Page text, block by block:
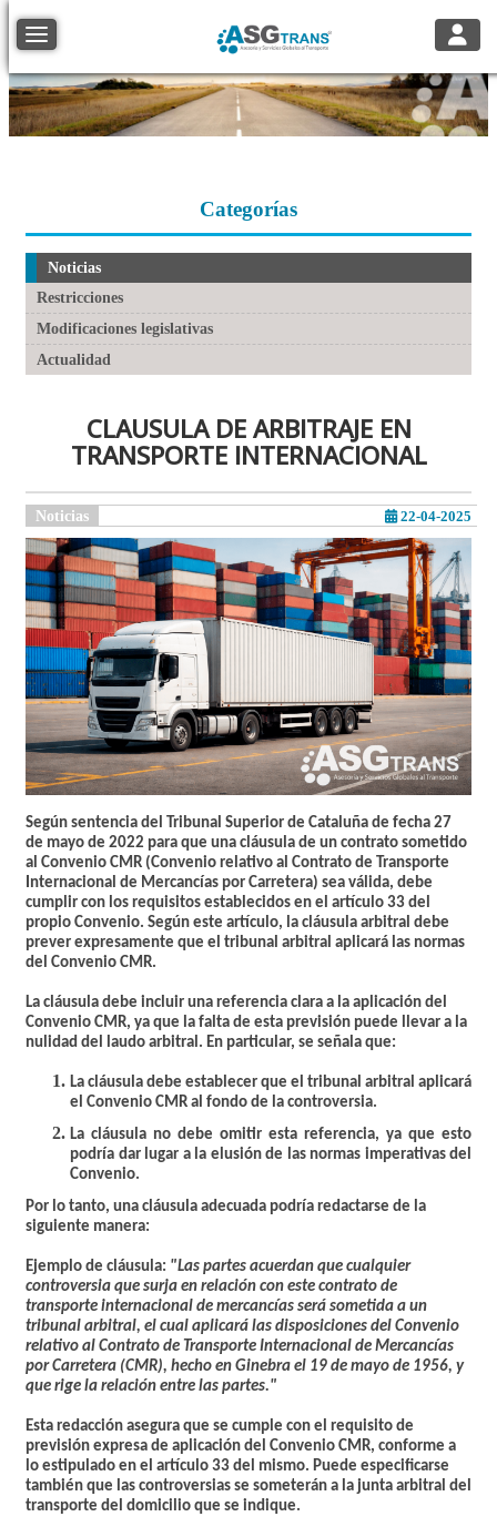
Toggle navigation
Categorías
Noticias
Restricciones
Modificaciones legislativas
Actualidad
CLAUSULA DE ARBITRAJE EN
TRANSPORTE INTERNACIONAL
Noticias 22-04-2025
Según sentencia del Tribunal Superior de Cataluña de fecha 27
de mayo de 2022 para que una cláusula de un contrato sometido
al Convenio CMR (Convenio relativo al Contrato de Transporte
Internacional de Mercancías por Carretera) sea válida, debe
cumplir con los requisitos establecidos en el artículo 33 del
propio Convenio. Según este artículo, la cláusula arbitral debe
prever expresamente que el tribunal arbitral aplicará las normas
del Convenio CMR.
La cláusula debe incluir una referencia clara a la aplicación del
Convenio CMR, ya que la falta de esta previsión puede llevar a la
nulidad del laudo arbitral. En particular, se señala que:
La cláusula debe establecer que el tribunal arbitral aplicará
el Convenio CMR al fondo de la controversia.
La cláusula no debe omitir esta referencia, ya que esto
podría dar lugar a la elusión de las normas imperativas del
Convenio.
Por lo tanto, una cláusula adecuada podría redactarse de la
siguiente manera:
Ejemplo de cláusula: "Las partes acuerdan que cualquier
controversia que surja en relación con este contrato de
transporte internacional de mercancías será sometida a un
tribunal arbitral, el cual aplicará las disposiciones del Convenio
relativo al Contrato de Transporte Internacional de Mercancías
por Carretera (CMR), hecho en Ginebra el 19 de mayo de 1956, y
que rige la relación entre las partes."
Esta redacción asegura que se cumple con el requisito de
previsión expresa de aplicación del Convenio CMR, conforme a
lo estipulado en el artículo 33 del mismo. Puede especificarse
también que las controversias se someterán a la junta arbitral del
transporte del domicilio que se indique.